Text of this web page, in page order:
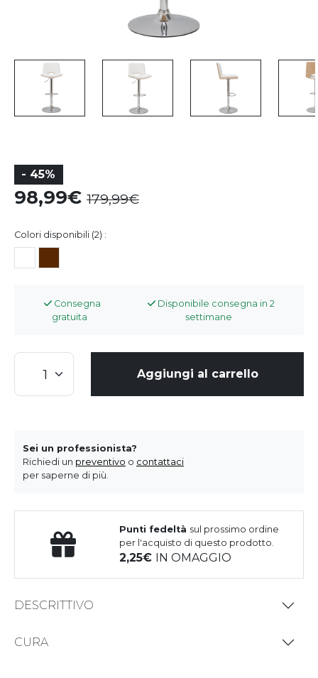
- 45%
98,99 179,99
Colori disponibili (2) :
Consegna
gratuita
Disponibile consegna in 2
settimane
Aggiungi al carrello
Sei un professionista?
Richiedi un preventivo o contattaci
per saperne di più.
Punti fedeltà sul prossimo ordine
per l'acquisto di questo prodotto.
2,25 IN OMAGGIO
DESCRITTIVO
CURA